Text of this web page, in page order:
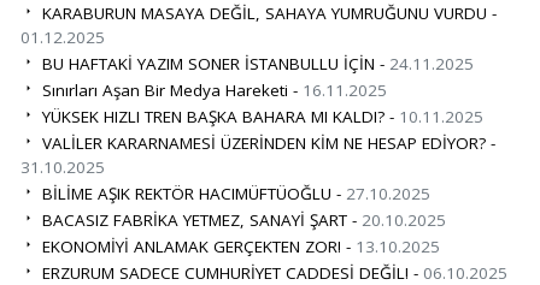
KARABURUN MASAYA DEĞİL, SAHAYA YUMRUĞUNU VURDU -
01.12.2025
BU HAFTAKİ YAZIM SONER İSTANBULLU İÇİN - 24.11.2025
Sınırları Aşan Bir Medya Hareketi - 16.11.2025
YÜKSEK HIZLI TREN BAŞKA BAHARA MI KALDI? - 10.11.2025
VALİLER KARARNAMESİ ÜZERİNDEN KİM NE HESAP EDİYOR? -
31.10.2025
BİLİME AŞIK REKTÖR HACIMÜFTÜOĞLU - 27.10.2025
BACASIZ FABRİKA YETMEZ, SANAYİ ŞART - 20.10.2025
EKONOMİYİ ANLAMAK GERÇEKTEN ZOR! - 13.10.2025
ERZURUM SADECE CUMHURİYET CADDESİ DEĞİL! - 06.10.2025